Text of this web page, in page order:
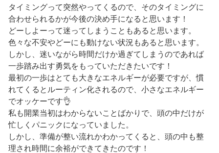
タイミングって突然やってくるので、そのタイミングに
合わせられるかが今後の決め手になると思います！
どーしよーって迷ってしまうこともあると思います。
色々な不安やどーにも動けない状況もあると思います。
しかし、迷いながら時間だけか過ぎてしまうのであれば
一歩踏み出す勇気をもっていただきたいです！
最初の一歩はとても大きなエネルギーが必要ですが、慣
れてくるとルーティン化されるので、小さなエネルギー
でオッケーです👌
私も開業当初はわからないことばかりで、頭の中だけが
忙しくパニックになっていました。
しかし、準備が整い流れかわかってくると、頭の中も整
理され時間に余裕ができてきたのです！